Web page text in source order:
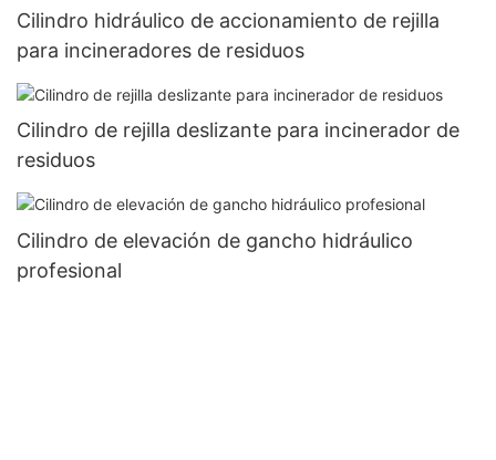
Cilindro hidráulico de accionamiento de rejilla
para incineradores de residuos
Cilindro de rejilla deslizante para incinerador de
residuos
Cilindro de elevación de gancho hidráulico
profesional